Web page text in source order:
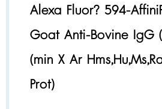
Alexa Fluor? 594-
Goat Anti-Bovine IgG
(min X Ar
Prot)